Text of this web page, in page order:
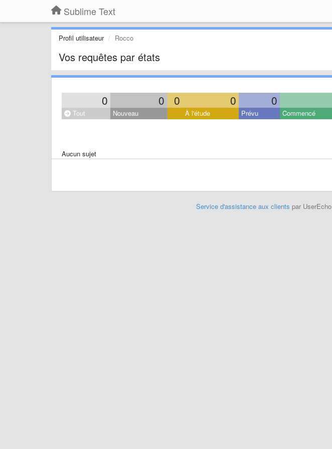
Sublime Text
Profil utilisateur Rocco
Vos requêtes par états
0 0 0 0 0
Tout Nouveau À l'étude Prévu Commencé
Aucun sujet
Service d'assistance aux clients par UserEcho